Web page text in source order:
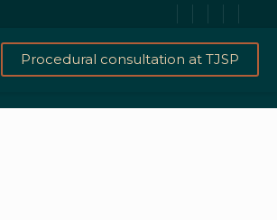
Procedural consultation at TJSP